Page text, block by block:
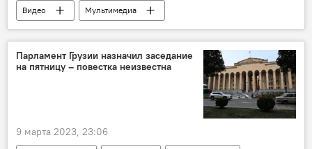
Видео
Мультимедиа
Видео-новости из Грузии
Акции протеста
Парламент Грузии назначил заседание
на пятницу – повестка неизвестна
9 марта 2023, 23:06